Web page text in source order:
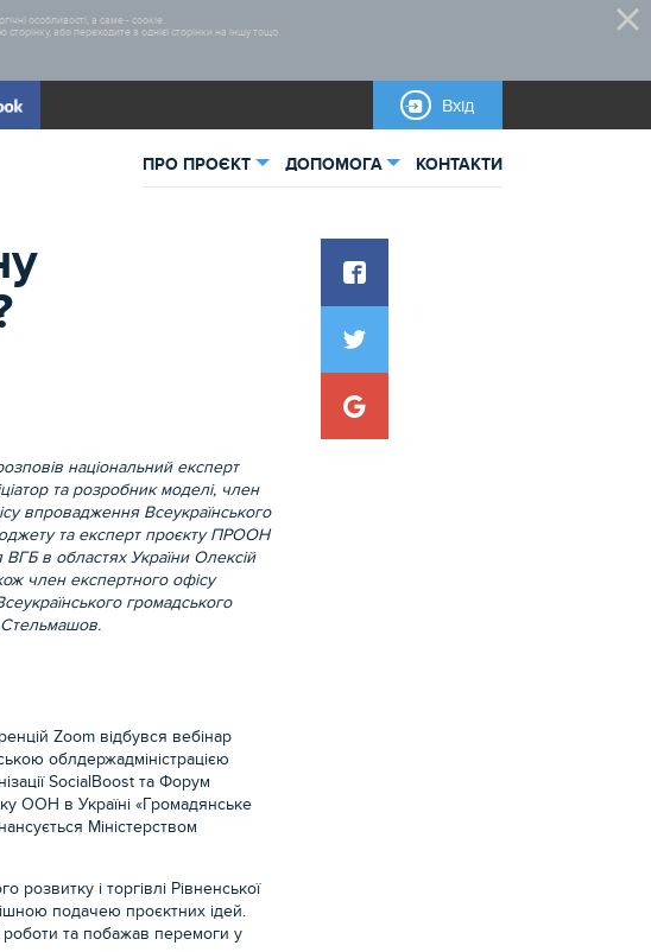
особливості, а саме - cookie.
або переходите з однієї сторінки на іншу тощо.
Вхід
ПРО ПРОЄКТ ДОПОМОГА
Нормативно-правова база
Бланки для завантаження
КОНТАКТИ
національний експерт
та розробник моделі, член
впровадження Всеукраїнського
та експерт проєкту ПРООН
в областях України Олексій
член експертного офісу
громадського
Zoom відбувся вебінар
облдержадміністрацією
SocialBoost та Форум
ООН в Україні «Громадянське
Міністерством
і торгівлі Рівненської
подачею проєктних ідей.
роботи та побажав перемоги у